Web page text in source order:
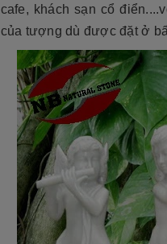
cafe, khách sạn cổ
của tượng dù được đặt ở